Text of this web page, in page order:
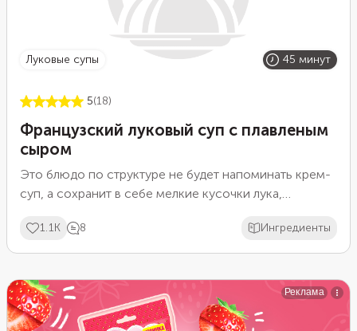
луковые супы 45 минут
5(18)
Французский луковый суп с плавленым
сыром
Это блюдо по структуре не будет напоминать крем-
суп, а сохранит в себе мелкие кусочки лука,
вам больше по душе суп-пюре, то хорошо проварите
овощи и после приготовления пробейте погружным
текстуру блюду придаст плавленый сыр.
1.1K 8 Ингредиенты